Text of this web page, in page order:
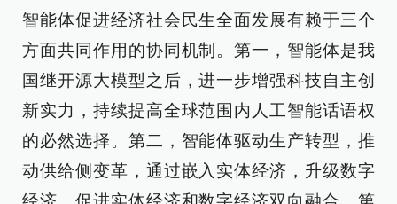
智能体促进经济社会民生全面发展有赖于三个
方面共同作用的协同机制。第一，智能体是我
国继开源大模型之后，进一步增强科技自主创
新实力，持续提高全球范围内人工智能话语权
的必然选择。第二，智能体驱动生产转型，推
动供给侧变革，通过嵌入实体经济，升级数字